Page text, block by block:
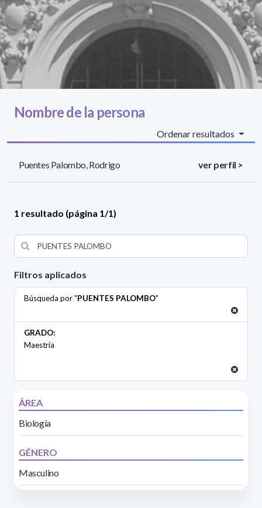
Filtros aplicados
Búsqueda por "PUENTES PALOMBO"
GRADO:
Maestría
ÁREA
Biología
GÉNERO
Masculino
Nombre de la persona
Ordenar resultados
Puentes Palombo, Rodrigo ver perfil >
1 resultado (página 1/1)